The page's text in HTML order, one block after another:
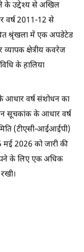
के उद्देश्य से अखिल
वर्ष 2011-12 से
श्रृंखला में एक अपडेटेड
क्षेत्रीय कवरेज
के हालिया
आधार वर्ष संशोधन का
सूचकांक के आधार वर्ष
(टीएसी-आईआईपी)
मई 2026 को जारी की
के लिए एक अधिक